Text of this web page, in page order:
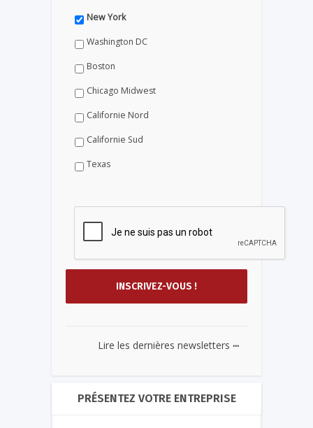
New York
Washington DC
Boston
Chicago Midwest
Californie Nord
Californie Sud
Texas
Lire les dernières newsletters ...
PRÉSENTEZ VOTRE ENTREPRISE